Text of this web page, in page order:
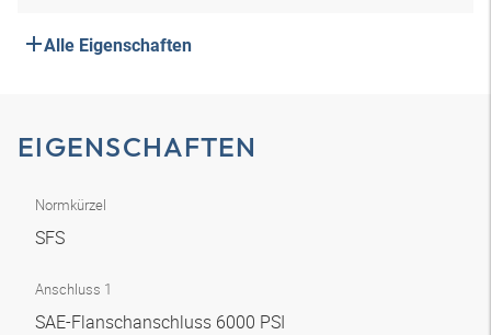
Alle Eigenschaften
EIGENSCHAFTEN
Normkürzel
SFS
Anschluss 1
SAE-Flanschanschluss 6000 PSI